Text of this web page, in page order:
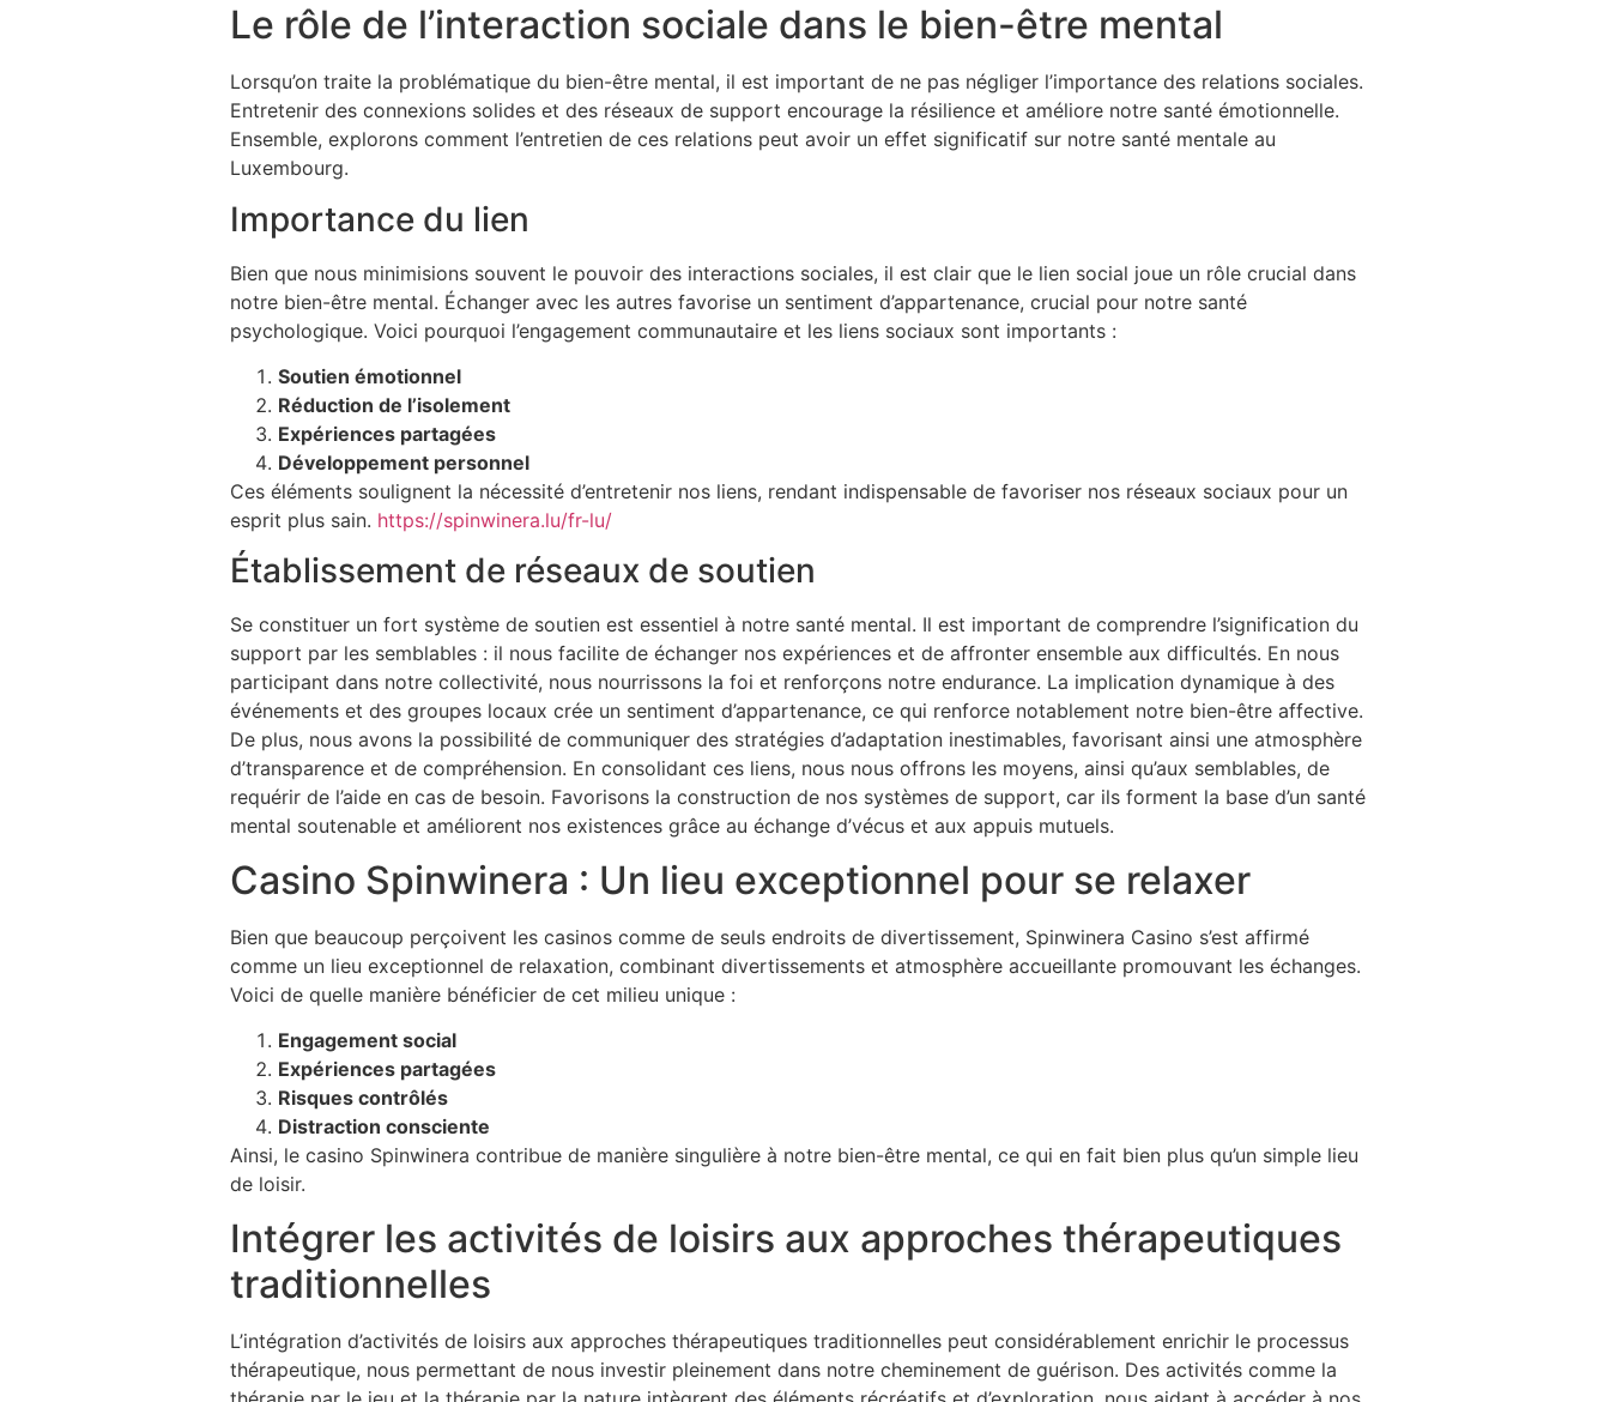
Le rôle de l’interaction sociale dans le bien-être mental
Lorsqu’on traite la problématique du bien-être mental, il est important de ne pas négliger l’importance des relations sociales.
Entretenir des connexions solides et des réseaux de support encourage la résilience et améliore notre santé émotionnelle.
Ensemble, explorons comment l’entretien de ces relations peut avoir un effet significatif sur notre santé mentale au
Luxembourg.
Importance du lien
Bien que nous minimisions souvent le pouvoir des interactions sociales, il est clair que le lien social joue un rôle crucial dans
notre bien-être mental. Échanger avec les autres favorise un sentiment d’appartenance, crucial pour notre santé
psychologique. Voici pourquoi l’engagement communautaire et les liens sociaux sont importants :
Soutien émotionnel
Réduction de l’isolement
Expériences partagées
Développement personnel
Ces éléments soulignent la nécessité d’entretenir nos liens, rendant indispensable de favoriser nos réseaux sociaux pour un
esprit plus sain. https://spinwinera.lu/fr-lu/
Établissement de réseaux de soutien
Se constituer un fort système de soutien est essentiel à notre santé mental. Il est important de comprendre l’signification du
support par les semblables : il nous facilite de échanger nos expériences et de affronter ensemble aux difficultés. En nous
participant dans notre collectivité, nous nourrissons la foi et renforçons notre endurance. La implication dynamique à des
événements et des groupes locaux crée un sentiment d’appartenance, ce qui renforce notablement notre bien-être affective.
De plus, nous avons la possibilité de communiquer des stratégies d’adaptation inestimables, favorisant ainsi une atmosphère
d’transparence et de compréhension. En consolidant ces liens, nous nous offrons les moyens, ainsi qu’aux semblables, de
requérir de l’aide en cas de besoin. Favorisons la construction de nos systèmes de support, car ils forment la base d’un santé
mental soutenable et améliorent nos existences grâce au échange d’vécus et aux appuis mutuels.
Casino Spinwinera : Un lieu exceptionnel pour se relaxer
Bien que beaucoup perçoivent les casinos comme de seuls endroits de divertissement, Spinwinera Casino s’est affirmé
comme un lieu exceptionnel de relaxation, combinant divertissements et atmosphère accueillante promouvant les échanges.
Voici de quelle manière bénéficier de cet milieu unique :
Engagement social
Expériences partagées
Risques contrôlés
Distraction consciente
Ainsi, le casino Spinwinera contribue de manière singulière à notre bien-être mental, ce qui en fait bien plus qu’un simple lieu
de loisir.
Intégrer les activités de loisirs aux approches thérapeutiques
traditionnelles
L’intégration d’activités de loisirs aux approches thérapeutiques traditionnelles peut considérablement enrichir le processus
thérapeutique, nous permettant de nous investir pleinement dans notre cheminement de guérison. Des activités comme la